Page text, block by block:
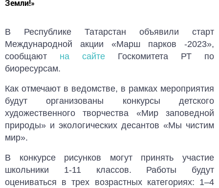
Земли!»
В Республике Татарстан объявили старт
Международной акции «Марш парков -2023»,
сообщают на сайте Госкомитета РТ по
биоресурсам.
Как отмечают в ведомстве, в рамках мероприятия
будут организованы конкурсы детского
художественного творчества «Мир заповедной
природы» и экологических десантов «Мы чистим
мир».
В конкурсе рисунков могут принять участие
школьники 1-11 классов. Работы будут
оцениваться в трех возрастных категориях: 1–4